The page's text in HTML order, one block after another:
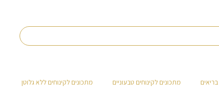
מתכונים לקינוחים טבעוניים מתכונים לקינוחים ללא גלוטן